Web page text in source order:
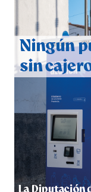
QUINTA
2026
hace 4 días·
5º DÍA DE LAS